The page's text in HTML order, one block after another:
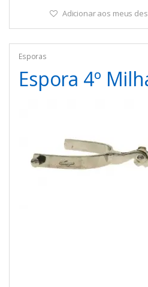
Adicionar aos meus
Esporas
Espora 4º